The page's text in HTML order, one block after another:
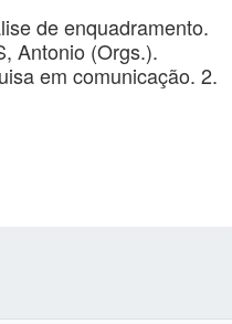
de enquadramento.
Antonio (Orgs.).
em comunicação. 2.